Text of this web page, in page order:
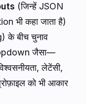
(जिन्हें JSON
भी कहा जाता है)
के बीच चुनाव
जैसा—
लेटेंसी,
को भी आकार